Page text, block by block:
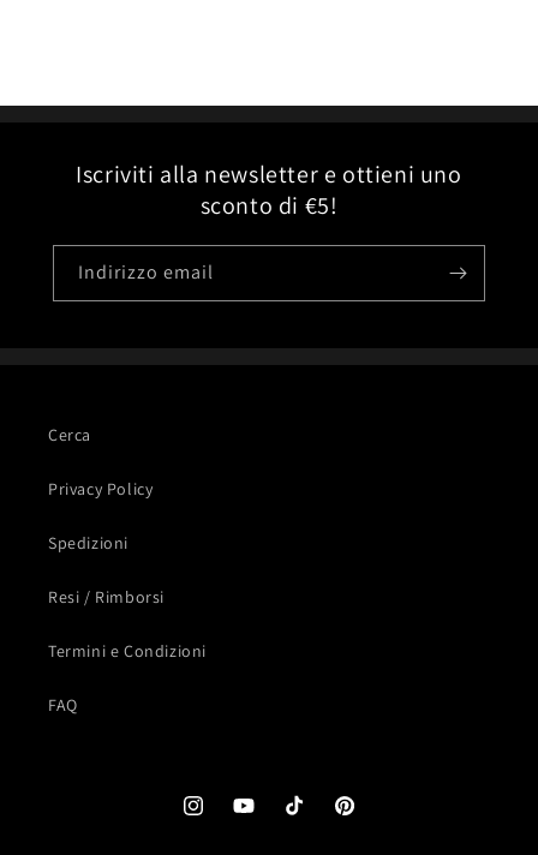
Iscriviti alla newsletter e ottieni uno
sconto di €5!
Indirizzo email
Cerca
Privacy Policy
Spedizioni
Resi / Rimborsi
Termini e Condizioni
FAQ
InstagramYouTubeTikTok Pinterest